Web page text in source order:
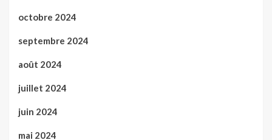
octobre 2024
septembre 2024
août 2024
juillet 2024
juin 2024
mai 2024